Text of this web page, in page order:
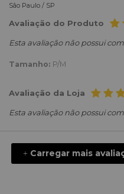
São Paulo / SP
Avaliação do Produto
Esta avaliação não possui
Tamanho: P/M
Avaliação da Loja
Esta avaliação não possui
+ Carregar mais